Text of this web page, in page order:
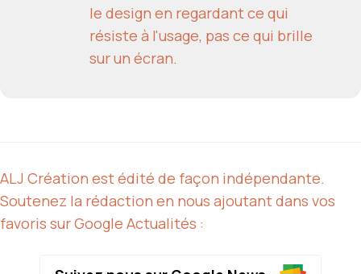
le design en regardant ce qui
résiste à l'usage, pas ce qui brille
sur un écran.
ALJ Création est édité de façon indépendante.
Soutenez la rédaction en nous ajoutant dans vos
favoris sur Google Actualités :